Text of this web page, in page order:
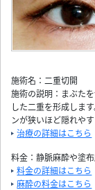
施術名：二重切開
施術の説明：まぶた
した二重を形成しま
ンが狭いほど隠れやす
治療の詳細はこちら
料金：静脈麻酔や塗
料金の詳細はこちら
麻酔の料金はこちら